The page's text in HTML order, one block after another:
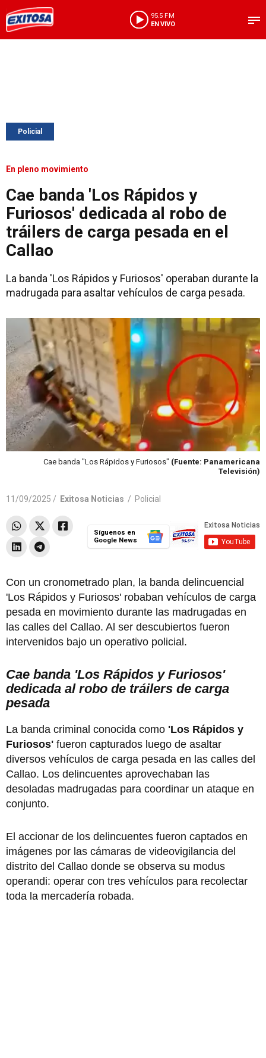
95.5 FM
EN VIVO
Policial
En pleno movimiento
Cae banda 'Los Rápidos y
Furiosos' dedicada al robo de
tráilers de carga pesada en el
Callao
La banda 'Los Rápidos y Furiosos' operaban durante la
madrugada para asaltar vehículos de carga pesada.
Cae banda "Los Rápidos y Furiosos" (Fuente: Panamericana
Televisión)
11/09/2025 / Exitosa Noticias / Policial
Síguenos en
Google News
Con un cronometrado plan, la banda delincuencial
'Los Rápidos y Furiosos' robaban vehículos de carga
pesada en movimiento durante las madrugadas en
las calles del Callao. Al ser descubiertos fueron
intervenidos bajo un operativo policial.
Cae banda 'Los Rápidos y Furiosos'
dedicada al robo de tráilers de carga
pesada
La banda criminal conocida como 'Los Rápidos y
Furiosos' fueron capturados luego de asaltar
diversos vehículos de carga pesada en las calles del
Callao. Los delincuentes aprovechaban las
desoladas madrugadas para coordinar un ataque en
conjunto.
El accionar de los delincuentes fueron captados en
imágenes por las cámaras de videovigilancia del
distrito del Callao donde se observa su modus
operandi: operar con tres vehículos para recolectar
toda la mercadería robada.